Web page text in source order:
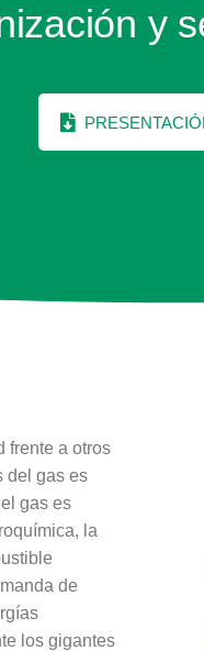
y
frente a otros
del gas es
gas es
la
de
los gigantes